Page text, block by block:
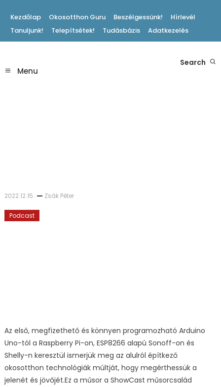
Content
Kezdőlap Okosotthon Guru Beszélgessünk!
Hírlevél
Tanuljunk!
Telepítsétek! Tudásbázis Adatkezelés
Okosotthon Blog
Menu
Search
2022.12.15. Zsák Péter
Podcast
Az első, megfizethető és könnyen programozható Arduino
Uno-tól a Raspberry Pi-on, ESP8266 alapú Sonoff-on és
Shelly-n keresztül ismerjük meg az alulról építkező
okosotthon technológiák múltját, hogy megérthessük a
jelenét és jövőjét.Ez a műsor a ShowCast műsorcsalád